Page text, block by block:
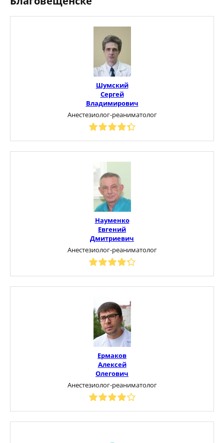
Шумский
Сергей
Владимирович
Анестезиолог-реаниматолог
Науменко
Евгений
Дмитриевич
Анестезиолог-реаниматолог
Ермаков
Алексей
Олегович
Анестезиолог-реаниматолог